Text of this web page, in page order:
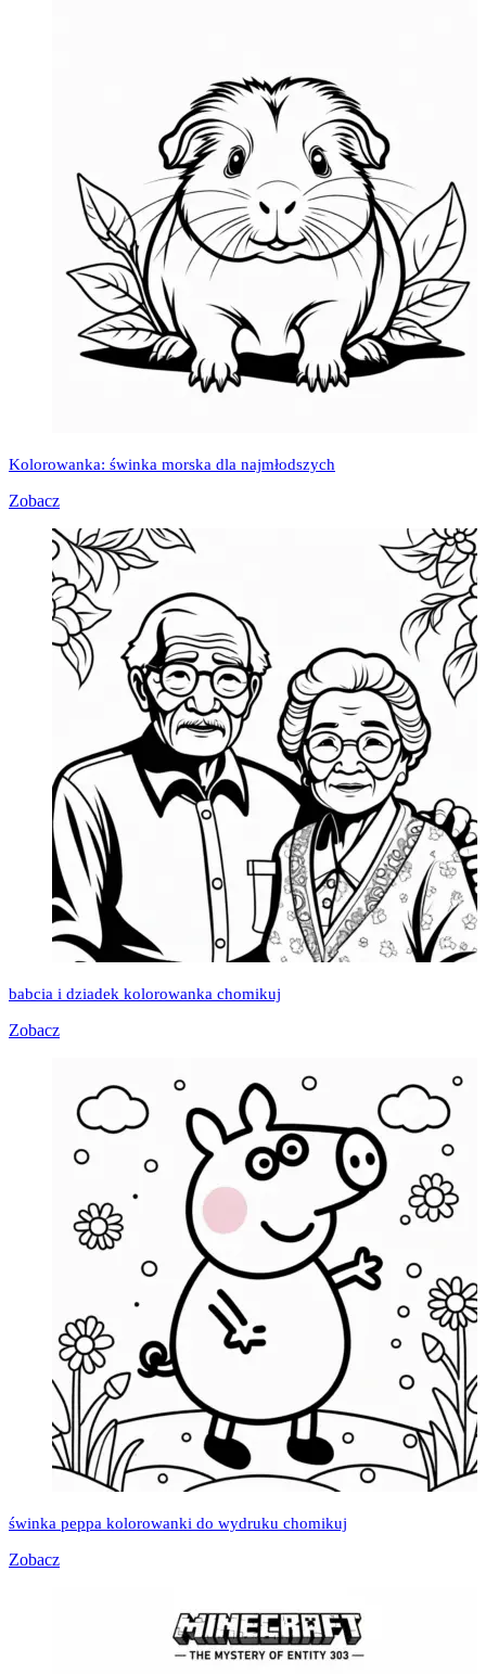
Kolorowanka: świnka morska dla najmłodszych
Zobacz
babcia i dziadek kolorowanka chomikuj
Zobacz
świnka peppa kolorowanki do wydruku chomikuj
Zobacz